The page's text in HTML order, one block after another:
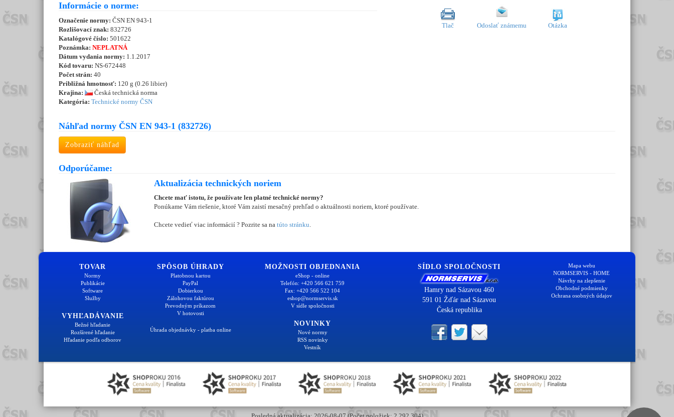
Informácie o norme:
Označenie normy: ČSN EN 943-1
Rozlišovací znak: 832726
Katalógové číslo: 501622
Poznámka: NEPLATNÁ
Dátum vydania normy: 1.1.2017
Kód tovaru: NS-672448
Počet strán: 40
Približná hmotnosť: 120 g (0.26 libier)
Krajina:
Česká technická norma
Kategória: Technické normy ČSN
Tlač Odoslať známemu Otázka
Náhľad normy ČSN EN 943-1 (832726)
Zobraziť náhľad
Odporúčame:
Aktualizácia technických noriem
Chcete mať istotu, že používate len platné technické normy?
Ponúkame Vám riešenie, ktoré Vám zaistí mesačný prehľad o aktuálnosti noriem, ktoré používate.
Chcete vedieť viac informácií ? Pozrite sa na túto stránku.
TOVAR
Normy
Publikácie
Software
Služby
VYHĽADÁVANIE
Bežné hľadanie
Rozšírené hľadanie
Hľadanie podľa odborov
SPÔSOB ÚHRADY
Platobnou kartou
PayPal
Dobierkou
Zálohovou faktúrou
Prevodným príkazom
V hotovosti
Úhrada objednávky - platba online
MOŽNOSTI OBJEDNANIA
eShop - online
Telefón: +420 566 621 759
Fax: +420 566 522 104
eshop@normservis.sk
V sídle spoločnosti
NOVINKY
Nové normy
RSS novinky
Vestník
SÍDLO SPOLOČNOSTI
Hamry nad Sázavou 460
591 01 Žďár nad Sázavou
Česká republika
Mapa webu
NORMSERVIS - HOME
Návrhy na zlepšenie
Obchodné podmienky
Ochrana osobných údajov